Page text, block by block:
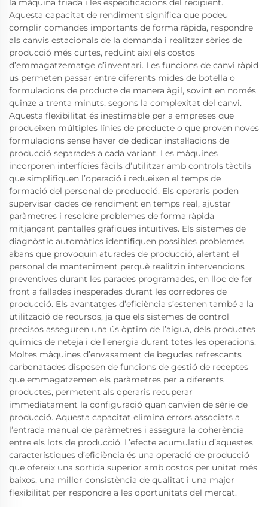
la màquina triada i les especificacions del recipient.
Aquesta capacitat de rendiment significa que podeu
complir comandes importants de forma ràpida, respondre
als canvis estacionals de la demanda i realitzar sèries de
producció més curtes, reduint així els costos
d’emmagatzematge d’inventari. Les funcions de canvi ràpid
us permeten passar entre diferents mides de botella o
formulacions de producte de manera àgil, sovint en només
quinze a trenta minuts, segons la complexitat del canvi.
Aquesta flexibilitat és inestimable per a empreses que
produeixen múltiples línies de producte o que proven noves
formulacions sense haver de dedicar instal·lacions de
producció separades a cada variant. Les màquines
incorporen interfícies fàcils d’utilitzar amb controls tàctils
que simplifiquen l’operació i redueixen el temps de
formació del personal de producció. Els operaris poden
supervisar dades de rendiment en temps real, ajustar
paràmetres i resoldre problemes de forma ràpida
mitjançant pantalles gràfiques intuïtives. Els sistemes de
diagnòstic automàtics identifiquen possibles problemes
abans que provoquin aturades de producció, alertant el
personal de manteniment perquè realitzin intervencions
preventives durant les parades programades, en lloc de fer
front a fallades inesperades durant les corredores de
producció. Els avantatges d’eficiència s’estenen també a la
utilització de recursos, ja que els sistemes de control
precisos asseguren una ús òptim de l’aigua, dels productes
químics de neteja i de l’energia durant totes les operacions.
Moltes màquines d’envasament de begudes refrescants
carbonatades disposen de funcions de gestió de receptes
que emmagatzemen els paràmetres per a diferents
productes, permetent als operaris recuperar
immediatament la configuració quan canvien de sèrie de
producció. Aquesta capacitat elimina errors associats a
l’entrada manual de paràmetres i assegura la coherència
entre els lots de producció. L’efecte acumulatiu d’aquestes
característiques d’eficiència és una operació de producció
que ofereix una sortida superior amb costos per unitat més
baixos, una millor consistència de qualitat i una major
flexibilitat per respondre a les oportunitats del mercat.